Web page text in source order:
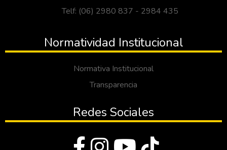
Telf: (06) 2980 837 - 2984 435
Normatividad Institucional
Normativa Institucional
Transparencia
Redes Sociales